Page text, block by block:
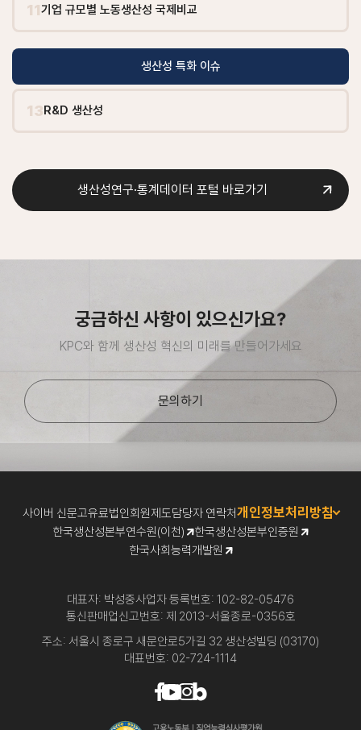
11기업 규모별 노동생산성 국제비교
생산성 특화 이슈
13R&D 생산성
생산성연구·통계데이터 포털 바로가기
궁금하신 사항이 있으신가요?
KPC와 함께 생산성 혁신의 미래를 만들어가세요
문의하기
사이버 신문고유료법인회원제도담당자 연락처개인정보처리방침
한국생산성본부연수원(이천)
한국생산성본부인증원
한국사회능력개발원
대표자: 박성중사업자 등록번호: 102-82-05476
통신판매업신고번호: 제 2013-서울종로-0356호
주소: 서울시 종로구 새문안로5가길 32 생산성빌딩 (03170)
대표번호: 02-724-1114